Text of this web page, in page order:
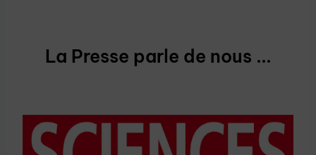
La Presse parle de nous ...